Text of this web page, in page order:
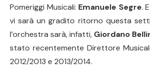
Pomeriggi Musicali: Emanuele Segre.
vi sarà un gradito ritorno questa
l’orchestra sarà, infatti, Giordano
stato recentemente Direttore
2012/2013 e 2013/2014.